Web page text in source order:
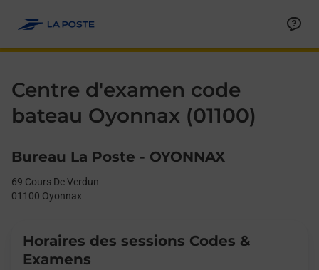
Centre d'examen code
bateau Oyonnax (01100)
Bureau La Poste - OYONNAX
69 Cours De Verdun
01100 Oyonnax
Horaires des sessions Codes &
Examens